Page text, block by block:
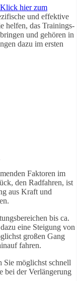
hier zum
und effektive
helfen, das Trainings-
und gehören in
dazu im ersten
Faktoren im
den Radfahren, ist
aus Kraft und
bis ca.
eine Steigung von
großen Gang
fahren.
Sie möglichst schnell
bei der Verlängerung